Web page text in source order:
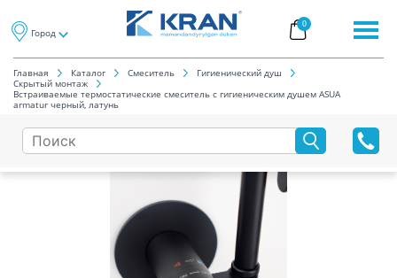
Город
0
Главная Каталог Смеситель
Гигиенический душ
Скрытый монтаж
Встраиваемые термостатические смеситель с гигиеническим душем ASUA
armatur черный, латунь